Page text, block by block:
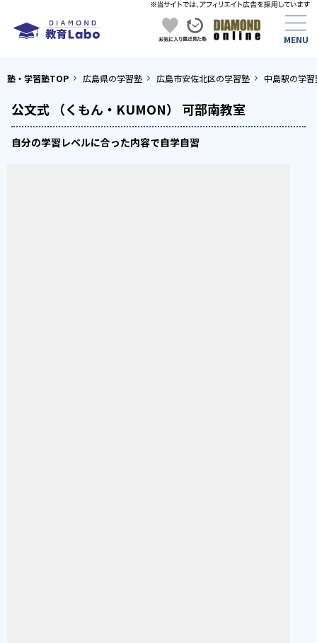
塾・学習塾TOP 広島県の学習塾 広島市安佐北区の学習塾 中島駅の学習
公文式 （くもん・KUMON） 可部南教室
自分の学習レベルに合った内容で自学自習